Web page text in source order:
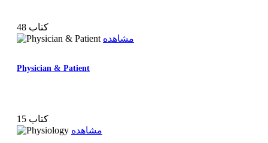
48 کتاب
مشاهده
Physician & Patient
15 کتاب
مشاهده